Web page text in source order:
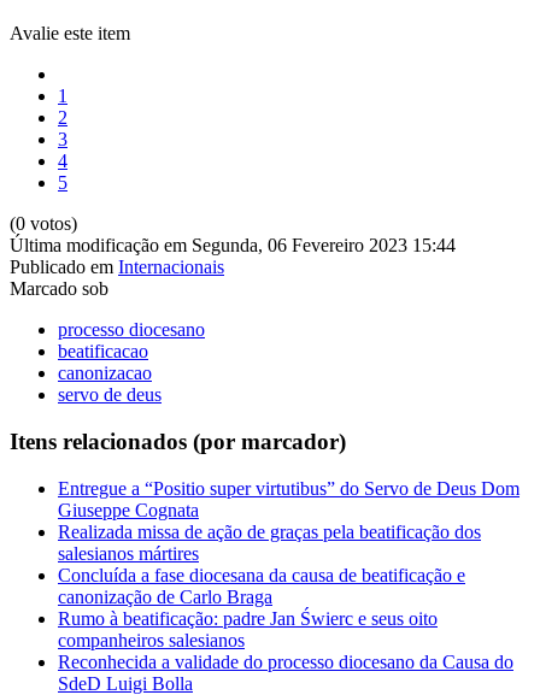
Avalie este item
1
2
3
4
5
(0 votos)
Última modificação em Segunda, 06 Fevereiro 2023 15:44
Publicado em Internacionais
Marcado sob
processo diocesano
beatificacao
canonizacao
servo de deus
Itens relacionados (por marcador)
Entregue a “Positio super virtutibus” do Servo de Deus Dom
Giuseppe Cognata
Realizada missa de ação de graças pela beatificação dos
salesianos mártires
Concluída a fase diocesana da causa de beatificação e
canonização de Carlo Braga
Rumo à beatificação: padre Jan Świerc e seus oito
companheiros salesianos
Reconhecida a validade do processo diocesano da Causa do
SdeD Luigi Bolla